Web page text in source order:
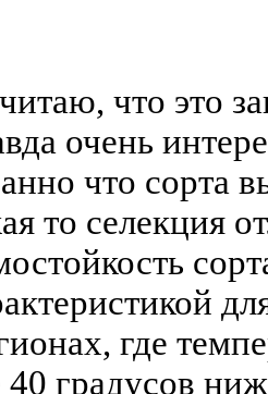
что это
очень
что сорта
то селекция
где
градусов